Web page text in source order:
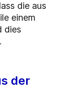
die aus
einem
dies
der